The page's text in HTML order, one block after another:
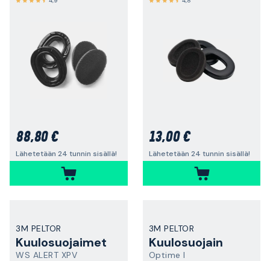
88,80 €
Lähetetään 24 tunnin sisällä!
13,00 €
Lähetetään 24 tunnin sisällä!
3M PELTOR
Kuulosuojaimet
WS ALERT XPV
3M PELTOR
Kuulosuojain
Optime I